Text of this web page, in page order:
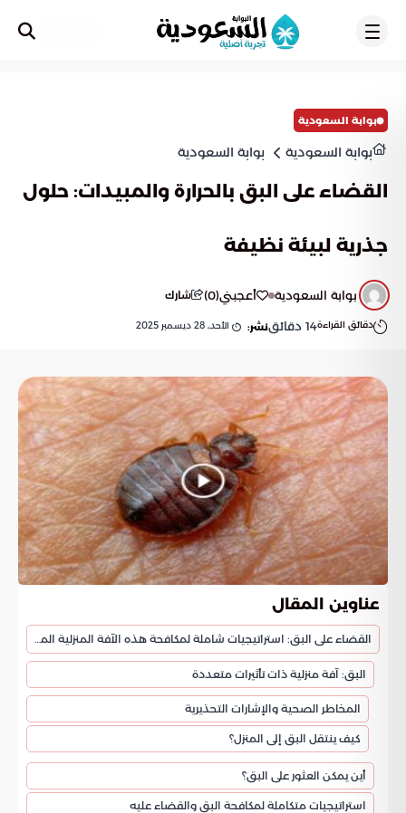
بوابة السعودية
بوابة السعودية بوابة السعودية
القضاء على البق بالحرارة والمبيدات: حلول
جذرية لبيئة نظيفة
بوابة السعودية أعجبني(
0
) شارك
دقائق القراءة14 دقائقنشر: الأحد, 28 ديسمبر 2025
عناوين المقال
القضاء على البق: استراتيجيات شاملة لمكافحة هذه الآفة المنزلية المزعجة
البق: آفة منزلية ذات تأثيرات متعددة
المخاطر الصحية والإشارات التحذيرية
كيف ينتقل البق إلى المنزل؟
أين يمكن العثور على البق؟
استراتيجيات متكاملة لمكافحة البق والقضاء عليه